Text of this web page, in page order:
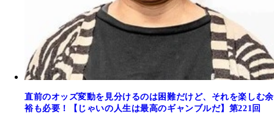
直前のオッズ変動を見分けるのは困難だけど、それを楽しむ余
裕も必要！【じゃいの人生は最高のギャンブルだ】第221回